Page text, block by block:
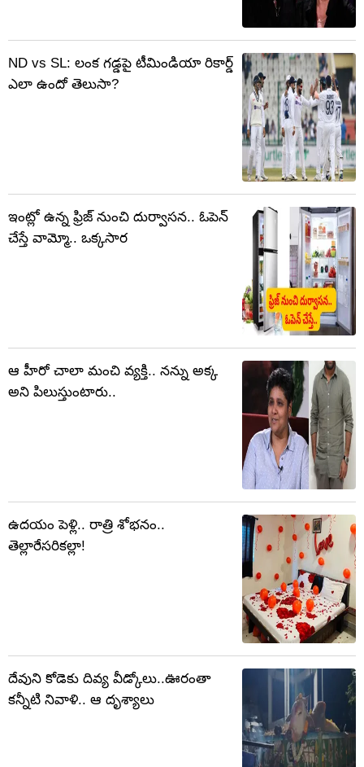
ND vs SL: లంక గడ్డపై టీమిండియా రికార్డ్
ఎలా ఉందో తెలుసా?
ఇంట్లో ఉన్న ఫ్రిజ్ నుంచి దుర్వాసన.. ఓపెన్
చేస్తే వామ్మో.. ఒక్కసార
ఆ హీరో చాలా మంచి వ్యక్తి.. నన్ను అక్క
అని పిలుస్తుంటారు..
ఉదయం పెళ్లి.. రాత్రి శోభనం..
తెల్లారేసరికల్లా!
దేవుని కోడెకు దివ్య వీడ్కోలు..ఊరంతా
కన్నీటి నివాళి.. ఆ దృశ్యాలు